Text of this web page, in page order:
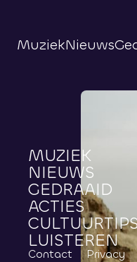
MuziekNieuws
MUZIEK
NIEUWS
GEDRAAID
ACTIES
LUISTEREN
Contact
Privacy